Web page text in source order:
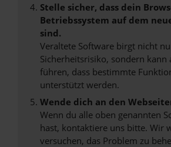
Stelle sicher, dass dein
Betriebssystem auf dem
sind.
Veraltete Software birgt nicht
Sicherheitsrisiko, sondern kann
führen, dass bestimmte
unterstützt werden.
Wende dich an den
Wenn du alle oben genannten
hast, kontaktiere uns bitte. Wir
versuchen, das Problem zu